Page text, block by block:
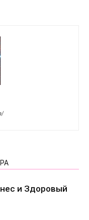
и Здоровый